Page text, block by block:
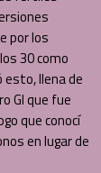
por los
30 como
esto, llena de
GI que fue
que conocí
en lugar de